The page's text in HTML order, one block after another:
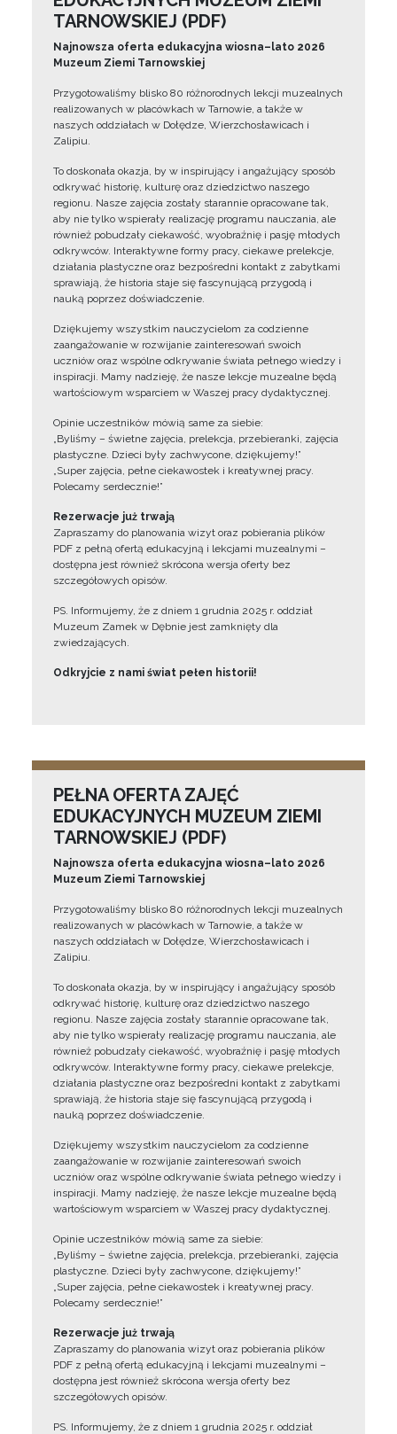
TARNOWSKIEJ (PDF)
Najnowsza oferta edukacyjna wiosna–lato 2026
Muzeum Ziemi Tarnowskiej
Przygotowaliśmy blisko 80 różnorodnych lekcji muzealnych
realizowanych w placówkach w Tarnowie, a także w
naszych oddziałach w Dołędze, Wierzchosławicach i
Zalipiu.
To doskonała okazja, by w inspirujący i angażujący sposób
odkrywać historię, kulturę oraz dziedzictwo naszego
regionu. Nasze zajęcia zostały starannie opracowane tak,
aby nie tylko wspierały realizację programu nauczania, ale
również pobudzały ciekawość, wyobraźnię i pasję młodych
odkrywców. Interaktywne formy pracy, ciekawe prelekcje,
działania plastyczne oraz bezpośredni kontakt z zabytkami
sprawiają, że historia staje się fascynującą przygodą i
nauką poprzez doświadczenie.
Dziękujemy wszystkim nauczycielom za codzienne
zaangażowanie w rozwijanie zainteresowań swoich
uczniów oraz wspólne odkrywanie świata pełnego wiedzy i
inspiracji. Mamy nadzieję, że nasze lekcje muzealne będą
wartościowym wsparciem w Waszej pracy dydaktycznej.
Opinie uczestników mówią same za siebie:
„Byliśmy – świetne zajęcia, prelekcja, przebieranki, zajęcia
plastyczne. Dzieci były zachwycone, dziękujemy!”
„Super zajęcia, pełne ciekawostek i kreatywnej pracy.
Polecamy serdecznie!”
Rezerwacje już trwają
Zapraszamy do planowania wizyt oraz pobierania plików
PDF z pełną ofertą edukacyjną i lekcjami muzealnymi –
dostępna jest również skrócona wersja oferty bez
szczegółowych opisów.
PS. Informujemy, że z dniem 1 grudnia 2025 r. oddział
Muzeum Zamek w Dębnie jest zamknięty dla
zwiedzających.
Odkryjcie z nami świat pełen historii!
PEŁNA OFERTA ZAJĘĆ
EDUKACYJNYCH MUZEUM ZIEMI
TARNOWSKIEJ (PDF)
Najnowsza oferta edukacyjna wiosna–lato 2026
Muzeum Ziemi Tarnowskiej
Przygotowaliśmy blisko 80 różnorodnych lekcji muzealnych
realizowanych w placówkach w Tarnowie, a także w
naszych oddziałach w Dołędze, Wierzchosławicach i
Zalipiu.
To doskonała okazja, by w inspirujący i angażujący sposób
odkrywać historię, kulturę oraz dziedzictwo naszego
regionu. Nasze zajęcia zostały starannie opracowane tak,
aby nie tylko wspierały realizację programu nauczania, ale
również pobudzały ciekawość, wyobraźnię i pasję młodych
odkrywców. Interaktywne formy pracy, ciekawe prelekcje,
działania plastyczne oraz bezpośredni kontakt z zabytkami
sprawiają, że historia staje się fascynującą przygodą i
nauką poprzez doświadczenie.
Dziękujemy wszystkim nauczycielom za codzienne
zaangażowanie w rozwijanie zainteresowań swoich
uczniów oraz wspólne odkrywanie świata pełnego wiedzy i
inspiracji. Mamy nadzieję, że nasze lekcje muzealne będą
wartościowym wsparciem w Waszej pracy dydaktycznej.
Opinie uczestników mówią same za siebie:
„Byliśmy – świetne zajęcia, prelekcja, przebieranki, zajęcia
plastyczne. Dzieci były zachwycone, dziękujemy!”
„Super zajęcia, pełne ciekawostek i kreatywnej pracy.
Polecamy serdecznie!”
Rezerwacje już trwają
Zapraszamy do planowania wizyt oraz pobierania plików
PDF z pełną ofertą edukacyjną i lekcjami muzealnymi –
dostępna jest również skrócona wersja oferty bez
szczegółowych opisów.
PS. Informujemy, że z dniem 1 grudnia 2025 r. oddział